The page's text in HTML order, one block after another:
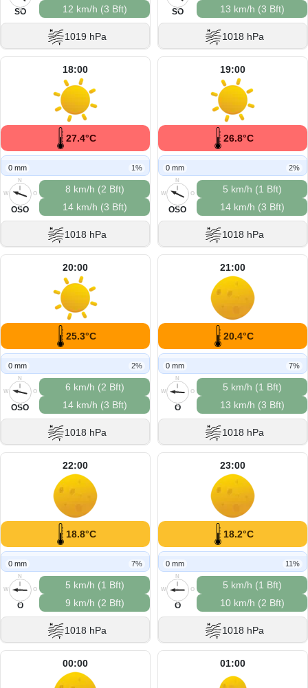
S
SO
12 km/h (3 Bft)
1019 hPa
S
SO
13 km/h (3 Bft)
1018 hPa
18:00
27.4°C
0 mm 1%
N
O
S
W
OSO
8 km/h (2 Bft)
14 km/h (3 Bft)
1018 hPa
19:00
26.8°C
0 mm 2%
N
O
S
W
OSO
5 km/h (1 Bft)
14 km/h (3 Bft)
1018 hPa
20:00
25.3°C
0 mm 2%
N
O
S
W
OSO
6 km/h (2 Bft)
14 km/h (3 Bft)
1018 hPa
21:00
20.4°C
0 mm 7%
N
O
S
W
O
5 km/h (1 Bft)
13 km/h (3 Bft)
1018 hPa
22:00
18.8°C
0 mm 7%
N
O
S
W
O
5 km/h (1 Bft)
9 km/h (2 Bft)
1018 hPa
23:00
18.2°C
0 mm 11%
N
O
S
W
O
5 km/h (1 Bft)
10 km/h (2 Bft)
1018 hPa
00:00 01:00